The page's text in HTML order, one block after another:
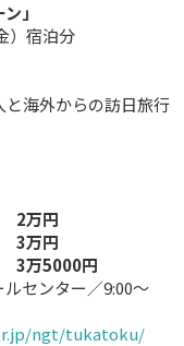
」
）宿泊分
海外からの訪日旅行
2万円
3万円
3万5000円
ルセンター／9:00～
ngt/tukatoku/